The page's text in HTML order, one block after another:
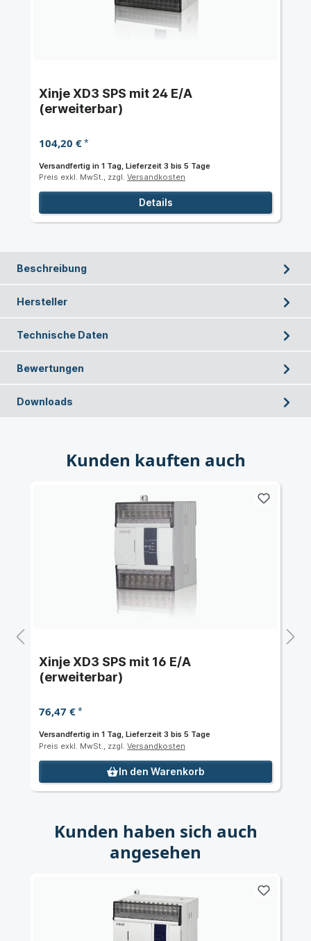
Xinje XD3 SPS mit 24 E/A
(erweiterbar)
104,20 €*
Versandfertig in 1 Tag, Lieferzeit 3 bis 5 Tage
Preis exkl. MwSt., zzgl. Versandkosten
Details
Kunden kauften auch
Xinje XD3 SPS mit 16 E/A
(erweiterbar)
76,47 €*
Versandfertig in 1 Tag, Lieferzeit 3 bis 5 Tage
Preis exkl. MwSt., zzgl. Versandkosten
In den Warenkorb
Kunden haben sich auch
angesehen
Beschreibung
Hersteller
Technische Daten
Bewertungen
Downloads